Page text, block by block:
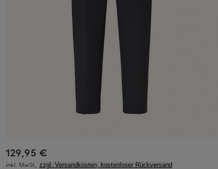
129,95 €
inkl. MwSt., zzgl. Versandkosten, kostenloser Rückversand